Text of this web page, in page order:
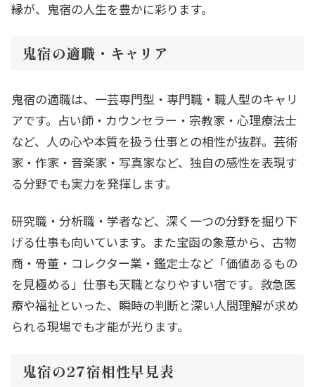
縁が、鬼宿の人生を豊かに彩ります。
鬼宿の適職・キャリア
鬼宿の適職は、一芸専門型・専門職・職人型のキャリ
アです。占い師・カウンセラー・宗教家・心理療法士
など、人の心や本質を扱う仕事との相性が抜群。芸術
家・作家・音楽家・写真家など、独自の感性を表現す
る分野でも実力を発揮します。
研究職・分析職・学者など、深く一つの分野を掘り下
げる仕事も向いています。また宝函の象意から、古物
商・骨董・コレクター業・鑑定士など「価値あるもの
を見極める」仕事も天職となりやすい宿です。救急医
療や福祉といった、瞬時の判断と深い人間理解が求め
られる現場でも才能が光ります。
鬼宿の27宿相性早見表